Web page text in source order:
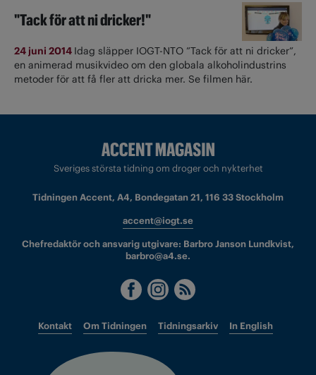
"Tack för att ni dricker!"
24 juni 2014 Idag släpper IOGT-NTO ”Tack för att ni dricker”,
en animerad musikvideo om den globala alkoholindustrins
metoder för att få fler att dricka mer. Se filmen här.
Sveriges största tidning om droger och nykterhet
Tidningen Accent, A4, Bondegatan 21, 116 33 Stockholm
accent@iogt.se
Chefredaktör och ansvarig utgivare: Barbro Janson Lundkvist,
barbro@a4.se.
Kontakt Om Tidningen Tidningsarkiv In English